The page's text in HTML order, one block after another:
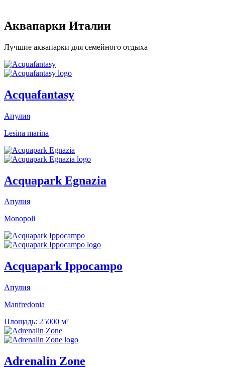
Аквапарки Италии
Лучшие аквапарки для семейного отдыха
Acquafantasy
Апулия
Lesina marina
Acquapark Egnazia
Апулия
Monopoli
Acquapark Ippocampo
Апулия
Manfredonia
Площадь: 25000 м²
Adrenalin Zone